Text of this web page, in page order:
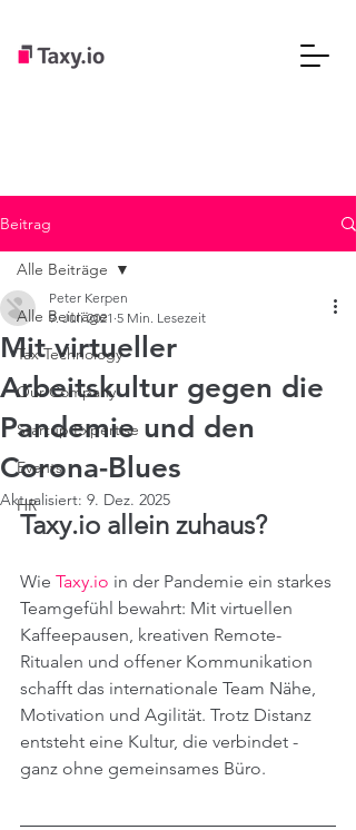
Beitrag
Alle Beiträge
Tax Technology
Our Company
Startup Expertise
Events
HR
Alle Beiträge
Mit virtueller
Arbeitskultur gegen die
Pandemie und den
Corona-Blues
Peter Kerpen
9. Juli 2021 5 Min. Lesezeit
Aktualisiert: 9. Dez. 2025
Taxy.io allein zuhaus?
Wie Taxy.io in der Pandemie ein starkes
Teamgefühl bewahrt: Mit virtuellen
Kaffeepausen, kreativen Remote-
Ritualen und offener Kommunikation
schafft das internationale Team Nähe,
Motivation und Agilität. Trotz Distanz
entsteht eine Kultur, die verbindet -
ganz ohne gemeinsames Büro.